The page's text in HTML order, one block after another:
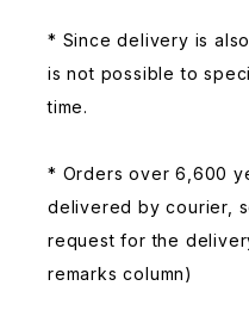
* Since delivery is
is not possible to
time.
* Orders over 6,600
delivered by courier,
request for the
remarks column)